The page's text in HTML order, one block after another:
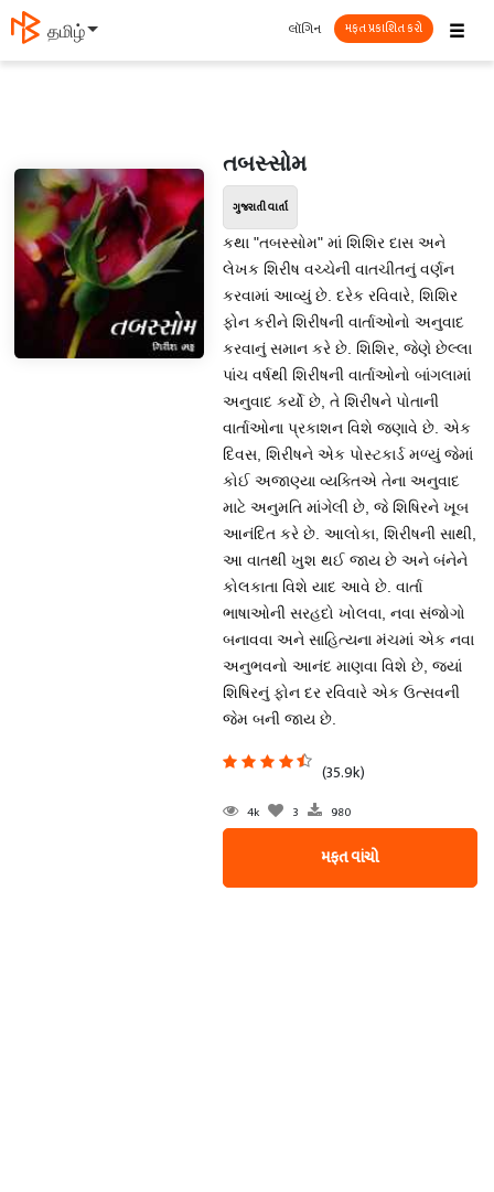
தமிழ் ☰
લૉગિન મફત પ્રકાશિત કરો
તબસ્સોમ
ગુજરાતી વાર્તા
કથા "તબસ્સોમ" માં શિશિર દાસ અને
લેખક શિરીષ વચ્ચેની વાતચીતનું વર્ણન
કરવામાં આવ્યું છે. દરેક રવિવારે, શિશિર
ફોન કરીને શિરીષની વાર્તાઓનો અનુવાદ
કરવાનું સમાન કરે છે. શિશિર, જેણે છેલ્લા
પાંચ વર્ષથી શિરીષની વાર્તાઓનો બાંગલામાં
અનુવાદ કર્યો છે, તે શિરીષને પોતાની
વાર્તાઓના પ્રકાશન વિશે જણાવે છે. એક
દિવસ, શિરીષને એક પોસ્ટકાર્ડ મળ્યું જેમાં
કોઈ અજાણ્યા વ્યક્તિએ તેના અનુવાદ
માટે અનુમતિ માંગેલી છે, જે શિષિરને ખૂબ
આનંદિત કરે છે. આલોકા, શિરીષની સાથી,
આ વાતથી ખુશ થઈ જાય છે અને બંનેને
કોલકાતા વિશે યાદ આવે છે. વાર્તા
ભાષાઓની સરહદો ખોલવા, નવા સંજોગો
બનાવવા અને સાહિત્યના મંચમાં એક નવા
અનુભવનો આનંદ માણવા વિશે છે, જ્યાં
શિષિરનું ફોન દર રવિવારે એક ઉત્સવની
જેમ બની જાય છે.
(35.9k)
4k 3 980
મફત વાંચો